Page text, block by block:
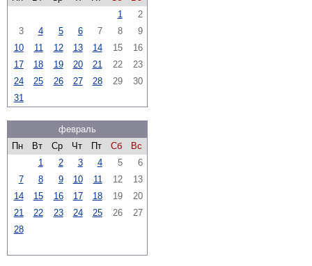
1
2
3
4 5 6 7 8
9
10
11 12 13 14 15
16
17
18 19 20 21 22
23
24
25 26 27 28 29
30
31
февраль
Пн
Вт Ср Чт Пт Сб
Вс
1
2 3 4 5
6
7
8 9 10 11 12
13
14
15 16 17 18 19
20
21
22 23 24 25 26
27
28